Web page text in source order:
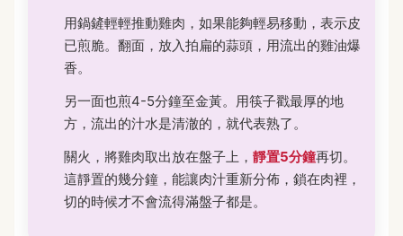
用鍋鏟輕輕推動雞肉，如果能夠輕易移動，表示皮
已煎脆。翻面，放入拍扁的蒜頭，用流出的雞油爆
香。
另一面也煎4-5分鐘至金黃。用筷子戳最厚的地
方，流出的汁水是清澈的，就代表熟了。
關火，將雞肉取出放在盤子上， 靜置5分鐘再切。
這靜置的幾分鐘，能讓肉汁重新分佈，鎖在肉裡，
切的時候才不會流得滿盤子都是。